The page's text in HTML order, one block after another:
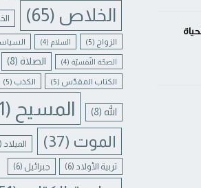
الخلاص (65)
الزواج (5) السلام (4)
الصحّة النّفسيّة (4) الصلاة (8)
الكتاب المقدّس (5) الكذب (5)
الله (8) المسيح (91)
الموت (37) الميلاد(6)
تربية الأولاد(6) جبرائيل (6)